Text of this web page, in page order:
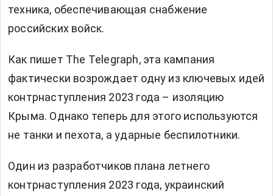
техника, обеспечивающая снабжение
российских войск.
Как пишет The Telegraph, эта кампания
фактически возрождает одну из ключевых идей
контрнаступления 2023 года – изоляцию
Крыма. Однако теперь для этого используются
не танки и пехота, а ударные беспилотники.
Один из разработчиков плана летнего
контрнаступления 2023 года, украинский